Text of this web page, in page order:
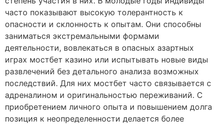
часто показывают высокую толерантность к
опасности и склонность к опытам. Они способны
заниматься экстремальными формами
деятельности, вовлекаться в опасных азартных
играх мостбет казино или испытывать новые виды
развлечений без детального анализа возможных
последствий. Для них мостбет часто связывается с
адреналином и оригинальностью переживаний. С
приобретением личного опыта и повышением долга
позиция к неопределенности делается более